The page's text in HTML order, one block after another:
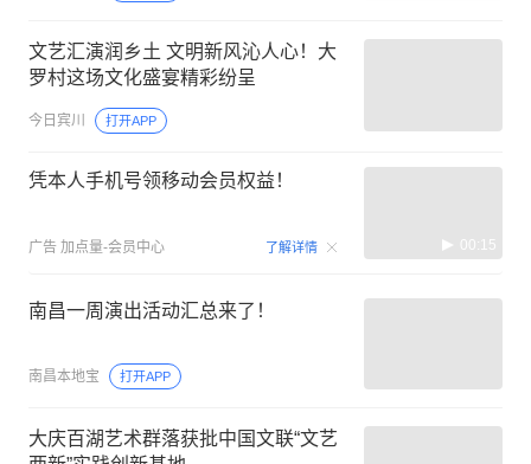
文艺汇演润乡土 文明新风沁人心！大
罗村这场文化盛宴精彩纷呈
今日宾川 打开APP
凭本人手机号领移动会员权益！
广告 加点量-会员中心 了解详情 00:15
南昌一周演出活动汇总来了！
南昌本地宝 打开APP
大庆百湖艺术群落获批中国文联“文艺